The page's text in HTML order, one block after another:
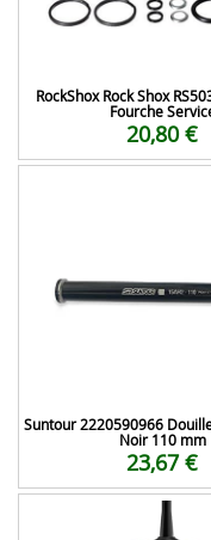
RockShox Rock Shox
Fourche
20,80 €
Suntour 2220590966
Noir 110 mm
23,67 €